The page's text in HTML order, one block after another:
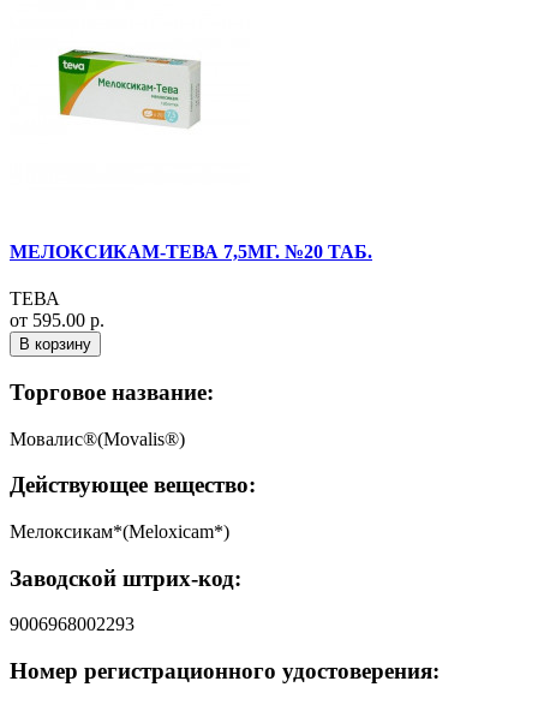
МЕЛОКСИКАМ-ТЕВА 7,5МГ. №20 ТАБ.
ТЕВА
от 595.00 р.
В корзину
Торговое название:
Мовалис®(Movalis®)
Действующее вещество:
Мелоксикам*(Meloxicam*)
Заводской штрих-код:
9006968002293
Номер регистрационного удостоверения: